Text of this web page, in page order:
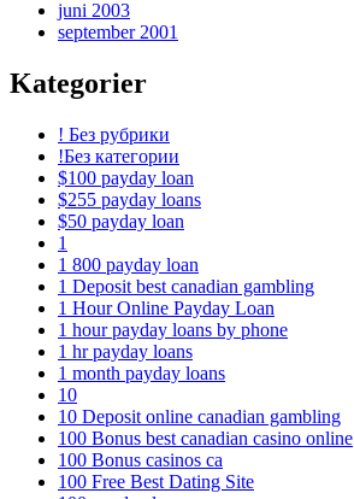
juni 2003
september 2001
Kategorier
! Без рубрики
!Без категории
$100 payday loan
$255 payday loans
$50 payday loan
1
1 800 payday loan
1 Deposit best canadian gambling
1 Hour Online Payday Loan
1 hour payday loans by phone
1 hr payday loans
1 month payday loans
10
10 Deposit online canadian gambling
100 Bonus best canadian casino online
100 Bonus casinos ca
100 Free Best Dating Site